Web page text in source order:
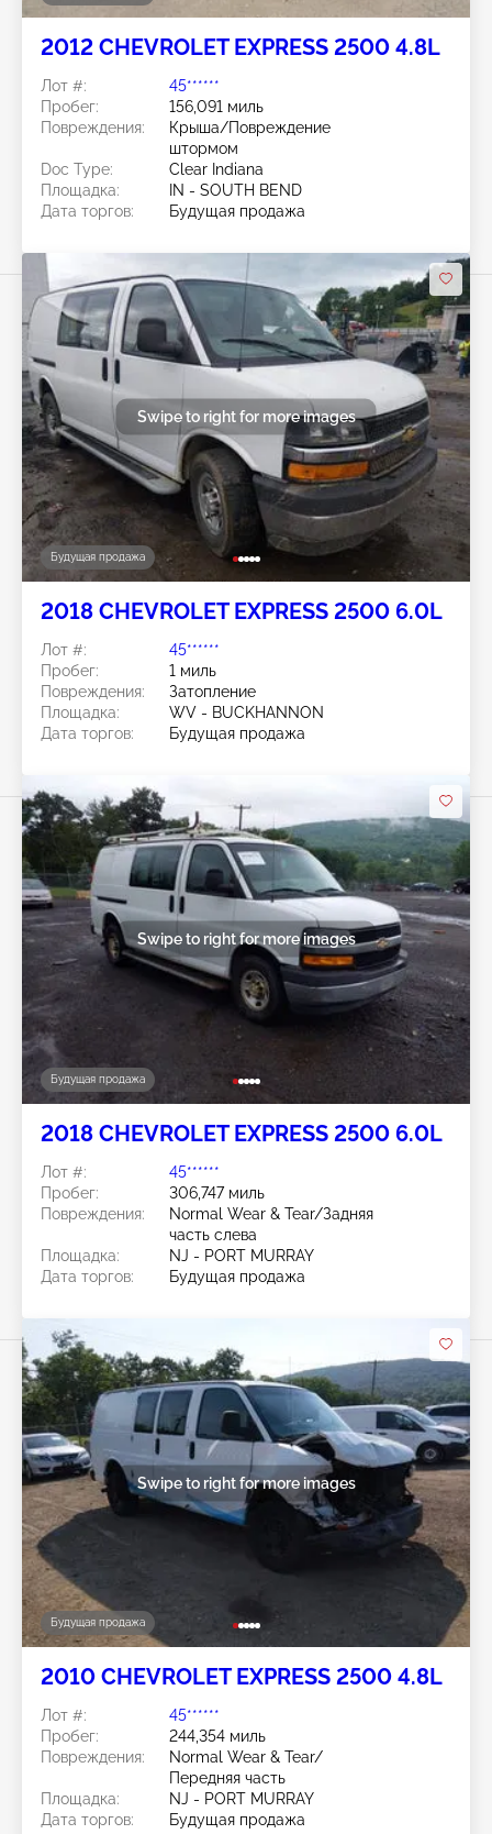
2012 CHEVROLET EXPRESS 2500 4.8L
Лот #:
45******
Пробег:
156,091 миль
Повреждения:
Крыша/Повреждение
штормом
Doc Type:
Clear Indiana
Площадка:
IN - SOUTH BEND
Дата торгов:
Будущая продажа
Будущая продажа
Swipe to right for more images
2018 CHEVROLET EXPRESS 2500 6.0L
Лот #:
45******
Пробег:
1 миль
Повреждения:
Затопление
Площадка:
WV - BUCKHANNON
Дата торгов:
Будущая продажа
Будущая продажа
Swipe to right for more images
2018 CHEVROLET EXPRESS 2500 6.0L
Лот #:
45******
Пробег:
306,747 миль
Повреждения:
Normal Wear & Tear/Задняя
часть слева
Площадка:
NJ - PORT MURRAY
Дата торгов:
Будущая продажа
Будущая продажа
Swipe to right for more images
2010 CHEVROLET EXPRESS 2500 4.8L
Лот #:
45******
Пробег:
244,354 миль
Повреждения:
Normal Wear & Tear/
Передняя часть
Площадка:
NJ - PORT MURRAY
Дата торгов:
Будущая продажа